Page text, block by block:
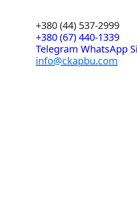
+380 (44) 537-2999
+380 (67) 440-1339
Telegram WhatsApp
info@ckapbu.com